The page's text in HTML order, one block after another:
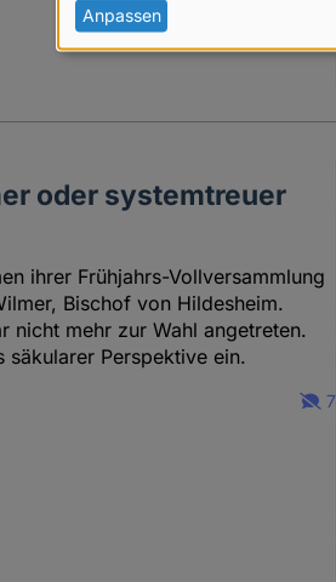
oder systemtreuer
ihrer Frühjahrs-Vollversammlung
Bischof von Hildesheim.
nicht mehr zur Wahl angetreten.
säkularer Perspektive ein.
7
personenbezogenen
Daten
Cookies
Anpassen